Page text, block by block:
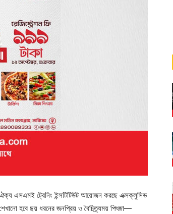
ঐক্য এসএমই ট্রেনিং ইন্সটিটিউট আয়োজন করছে এক্সক্লুসিভ
হবে ছয় ধরনের জনপ্রিয় ও বৈচিত্র্যময় পিৎজা—